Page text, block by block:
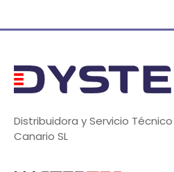
Distribuidora y Servicio Técnico
Canario SL